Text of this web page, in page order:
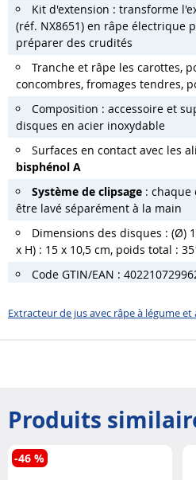
Kit d'extension : transforme
(réf. NX8651) en râpe électrique
préparer des crudités
Tranche et râpe les carottes,
concombres, fromages tendres,
Composition : accessoire et
disques en acier inoxydable
Surfaces en contact avec les
bisphénol A
Système de clipsage : chaque
être lavé séparément à la main
Dimensions des disques : (Ø)
x H) : 15 x 10,5 cm, poids total :
Code GTIN/EAN :
Extracteur de jus avec râpe à légume et
Produits
-46 %